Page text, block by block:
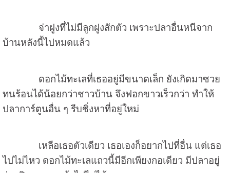
จ่าฝูงที่ไม่มีลูกฝูงสักตัว เพราะปลาอื่นหนีจาก
บ้านหลังนี้ไปหมดแล้ว
ดอกไม้ทะเลที่เธออยู่มีขนาดเล็ก ยังเกิดมาซวย
ทนร้อนได้น้อยกว่าชาวบ้าน จึงฟอกขาวเร็วกว่า ทำให้
ปลาการ์ตูนอื่น ๆ รีบชิ่งหาที่อยู่ใหม่
เหลือเธอตัวเดียว เธอเองก็อยากไปที่อื่น แต่เธอ
ไปไม่ไหว ดอกไม้ทะเลแถวนี้มีอีกเพียงกอเดียว มีปลาอยู่